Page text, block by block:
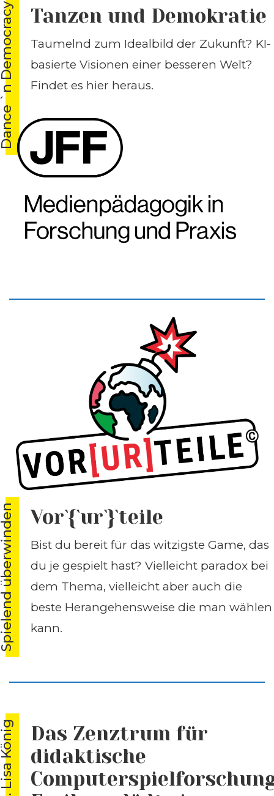
Tanzen und Demokratie
Taumelnd zum Idealbild der Zukunft? KI-
basierte Visionen einer besseren Welt?
Findet es hier heraus.
Vor`{`ur`}`teile
Bist du bereit für das witzigste Game, das
du je gespielt hast? Vielleicht paradox bei
dem Thema, vielleicht aber auch die
beste Herangehensweise die man wählen
kann.
König
Das Zenztrum für
didaktische